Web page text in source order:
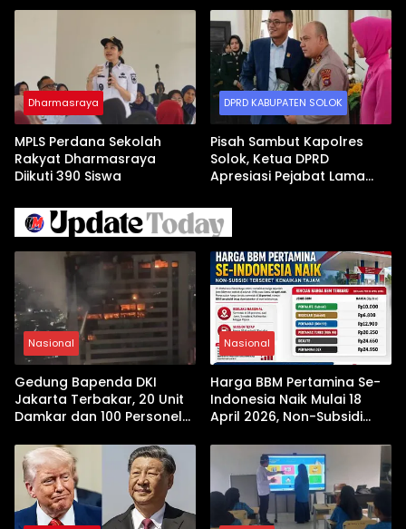
Dharmasraya
MPLS Perdana Sekolah
Rakyat Dharmasraya
Diikuti 390 Siswa
DPRD KABUPATEN SOLOK
Pisah Sambut Kapolres
Solok, Ketua DPRD
Apresiasi Pejabat Lama
Nasional
Gedung Bapenda DKI
Jakarta Terbakar, 20 Unit
Damkar dan 100 Personel
Nasional
Harga BBM Pertamina Se-
Indonesia Naik Mulai 18
April 2026, Non-Subsidi